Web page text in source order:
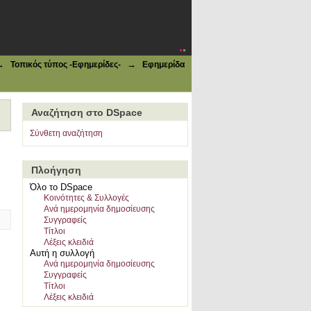
Τοπικός τύπος -Εφημερίδες- →
Εφημερίδα
Αναζήτηση στο DSpace
Σύνθετη αναζήτηση
Πλοήγηση
Όλο το DSpace
Κοινότητες & Συλλογές
Ανά ημερομηνία δημοσίευσης
Συγγραφείς
Τίτλοι
Λέξεις κλειδιά
Αυτή η συλλογή
Ανά ημερομηνία δημοσίευσης
Συγγραφείς
Τίτλοι
Λέξεις κλειδιά